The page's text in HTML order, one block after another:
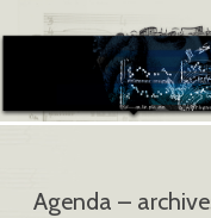
Agenda –